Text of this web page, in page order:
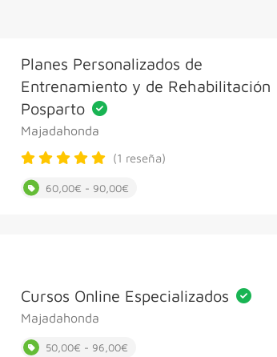
Planes Personalizados de
Entrenamiento y de Rehabilitación
Posparto
Majadahonda
(1 reseña)
60,00€ - 90,00€
Cursos Online Especializados
Majadahonda
50,00€ - 96,00€